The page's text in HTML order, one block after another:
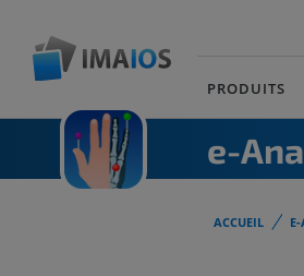
PRODUITS
e-
ACCUEIL